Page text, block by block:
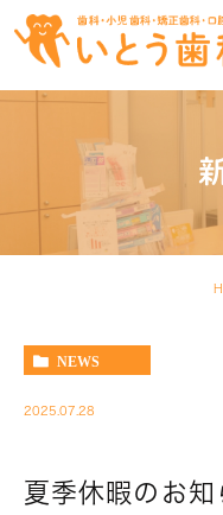
NEWS
2025.07.28
夏季休暇のお知